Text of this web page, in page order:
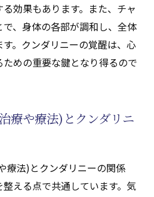
効果もあります。また、チャ
、身体の各部が調和し、全体
。クンダリニーの覚醒は、心
めの重要な鍵となり得るので
療や療法)とクンダリニ
療法)とクンダリニーの関係
える点で共通しています。気